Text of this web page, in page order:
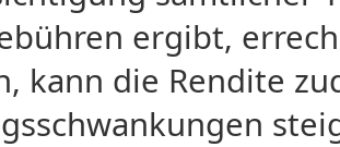
ergibt,
kann die Rendite